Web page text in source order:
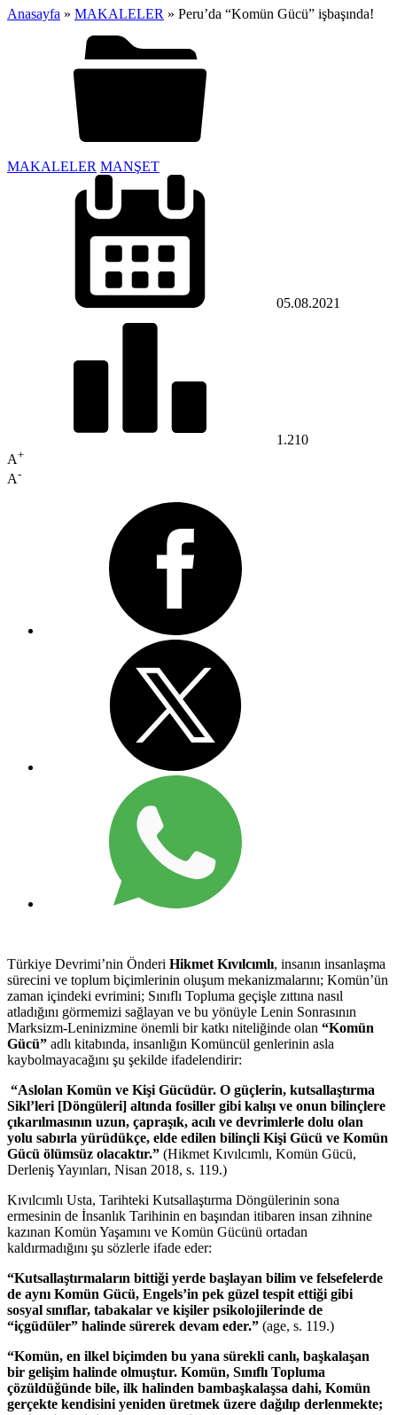
Anasayfa » MAKALELER » Peru’da “Komün Gücü” işbaşında!
MAKALELER MANŞET
05.08.2021
1.210
A+
A-
Türkiye Devrimi’nin Önderi Hikmet Kıvılcımlı, insanın insanlaşma
sürecini ve toplum biçimlerinin oluşum mekanizmalarını; Komün’ün
zaman içindeki evrimini; Sınıflı Topluma geçişle zıttına nasıl
atladığını görmemizi sağlayan ve bu yönüyle Lenin Sonrasının
Marksizm-Leninizmine önemli bir katkı niteliğinde olan “Komün
Gücü” adlı kitabında, insanlığın Komüncül genlerinin asla
kaybolmayacağını şu şekilde ifadelendirir:
“Aslolan Komün ve Kişi Gücüdür. O güçlerin, kutsallaştırma
Sikl’leri [Döngüleri] altında fosiller gibi kalışı ve onun bilinçlere
çıkarılmasının uzun, çapraşık, acılı ve devrimlerle dolu olan
yolu sabırla yürüdükçe, elde edilen bilinçli Kişi Gücü ve Komün
Gücü ölümsüz olacaktır.” (Hikmet Kıvılcımlı, Komün Gücü,
Derleniş Yayınları, Nisan 2018, s. 119.)
Kıvılcımlı Usta, Tarihteki Kutsallaştırma Döngülerinin sona
ermesinin de İnsanlık Tarihinin en başından itibaren insan zihnine
kazınan Komün Yaşamını ve Komün Gücünü ortadan
kaldırmadığını şu sözlerle ifade eder:
“Kutsallaştırmaların bittiği yerde başlayan bilim ve felsefelerde
de aynı Komün Gücü, Engels’in pek güzel tespit ettiği gibi
sosyal sınıflar, tabakalar ve kişiler psikolojilerinde de
“içgüdüler” halinde sürerek devam eder.” (age, s. 119.)
“Komün, en ilkel biçimden bu yana sürekli canlı, başkalaşan
bir gelişim halinde olmuştur. Komün, Sınıflı Topluma
çözüldüğünde bile, ilk halinden bambaşkalaşsa dahi, Komün
gerçekte kendisini yeniden üretmek üzere dağılıp derlenmekte;